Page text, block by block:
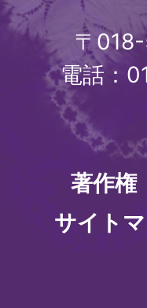
〒
電話：
著作権
サイト